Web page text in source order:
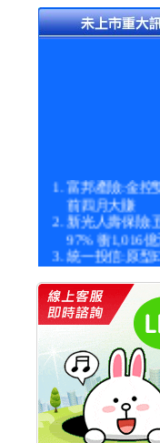
富邦產險:金控
前四月大賺
新光人壽保險:
97% 衝1,016億
統一投信:原型
漲逾九成
統一投信:主動
價 被盯上
新光人壽保險:
價金將達996億
宇辰系統科技:
創新高 啟動興
計畫
明緯企業:明緯
競賽 以電源驅